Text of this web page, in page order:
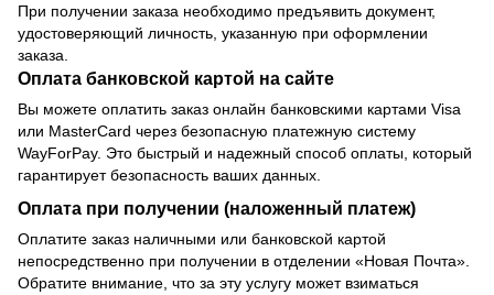
При получении заказа необходимо предъявить документ,
удостоверяющий личность, указанную при оформлении
заказа.
Оплата банковской картой на сайте
Вы можете оплатить заказ онлайн банковскими картами Visa
или MasterCard через безопасную платежную систему
WayForPay. Это быстрый и надежный способ оплаты, который
гарантирует безопасность ваших данных.
Оплата при получении (наложенный платеж)
Оплатите заказ наличными или банковской картой
непосредственно при получении в отделении «Новая Почта».
Обратите внимание, что за эту услугу может взиматься